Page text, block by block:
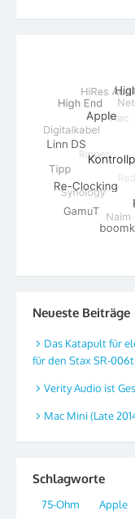
Neueste Beiträge
Das Katapult für
für den Stax SR-006t
Verity Audio ist
Mac Mini (Late
Schlagworte
75-Ohm Apple